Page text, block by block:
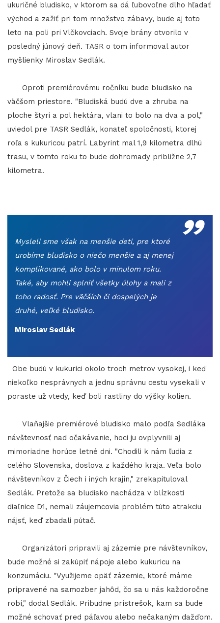
ukuričné bludisko, v ktorom sa dá ľubovoľne dlho hľadať
východ a zažiť pri tom množstvo zábavy, bude aj toto
leto na poli pri Vlčkovciach. Svoje brány otvorilo v
posledný júnový deň. TASR o tom informoval autor
myšlienky Miroslav Sedlák.
Oproti premiérovému ročníku bude bludisko na
väčšom priestore. "Bludiská budú dve a zhruba na
ploche štyri a pol hektára, vlani to bolo na dva a pol,"
uviedol pre TASR Sedlák, konateľ spoločnosti, ktorej
roľa s kukuricou patrí. Labyrint mal 1,9 kilometra dlhú
trasu, v tomto roku to bude dohromady približne 2,7
kilometra.
„
Mysleli sme však na menšie deti, pre ktoré
urobíme bludisko o niečo menšie a aj menej
komplikované, ako bolo v minulom roku.
Také, aby mohli splniť všetky úlohy a mali z
toho radosť. Pre väčších či dospelých je
druhé, veľké bludisko.
Miroslav Sedlák
Obe budú v kukurici okolo troch metrov vysokej, i keď
niekoľko nesprávnych a jednu správnu cestu vysekali v
poraste už vtedy, keď boli rastliny do výšky kolien.
Vlaňajšie premiérové bludisko malo podľa Sedláka
návštevnosť nad očakávanie, hoci ju ovplyvnili aj
mimoriadne horúce letné dni. "Chodili k nám ľudia z
celého Slovenska, doslova z každého kraja. Veľa bolo
návštevníkov z Čiech i iných krajín," zrekapituloval
Sedlák. Pretože sa bludisko nachádza v blízkosti
diaľnice D1, nemali záujemcovia problém túto atrakciu
nájsť, keď zbadali pútač.
Organizátori pripravili aj zázemie pre návštevníkov,
bude možné si zakúpiť nápoje alebo kukuricu na
konzumáciu. "Využijeme opäť zázemie, ktoré máme
pripravené na samozber jahôd, čo sa u nás každoročne
robí," dodal Sedlák. Pribudne prístrešok, kam sa bude
možné schovať pred páľavou alebo nečakaným dažďom.